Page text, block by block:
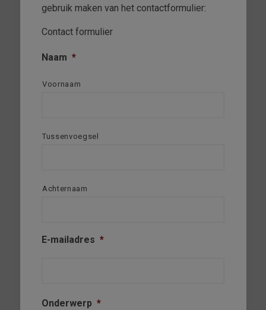
gebruik maken van het contactformulier:
Contact formulier
Naam *
Voornaam
Tussenvoegsel
Achternaam
E-mailadres *
Onderwerp *